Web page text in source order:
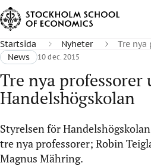
Startsida Nyheter
Tre nya
News
10 dec. 2015
Tre nya professorer
Handelshögskolan
Styrelsen för
tre nya professorer; Robin
Magnus Mähring.